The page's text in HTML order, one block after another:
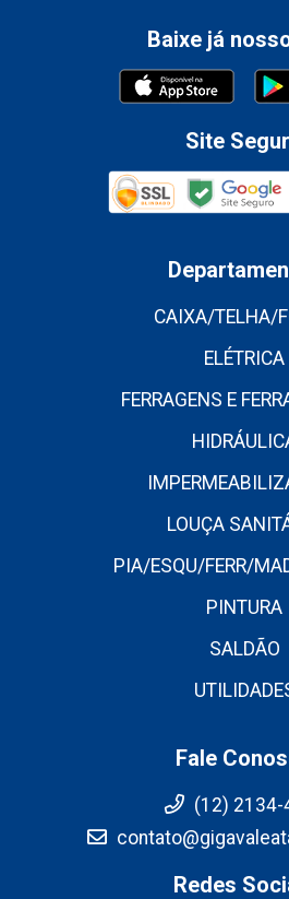
Baixe já
Site
CAIXA/TELHA/
ELÉTRICA
FERRAGENS E
LOUÇA
PIA/ESQU/FERR/
PINTURA
SALDÃO
Fale
(12) 2134-
Redes